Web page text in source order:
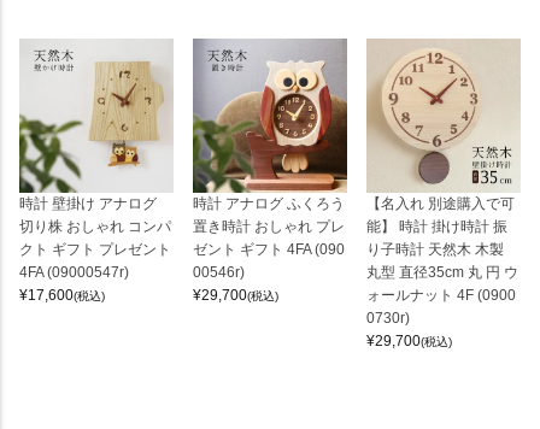
時計 壁掛け アナログ
切り株 おしゃれ コンパ
クト ギフト プレゼント
4FA (09000547r)
¥17,600(税込)
時計 アナログ ふくろう
置き時計 おしゃれ プレ
ゼント ギフト 4FA (090
00546r)
¥29,700(税込)
【名入れ 別途購入で可
能】 時計 掛け時計 振
り子時計 天然木 木製
丸型 直径35cm 丸 円 ウ
ォールナット 4F (0900
0730r)
¥29,700(税込)